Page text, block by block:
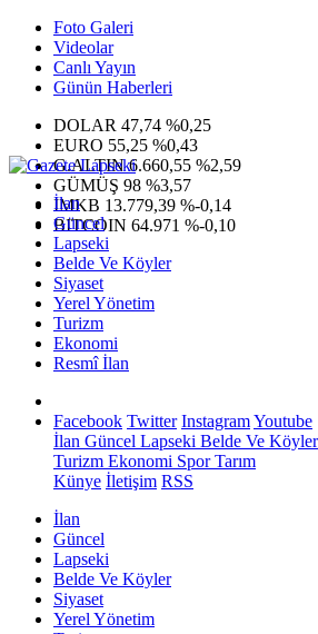
Foto Galeri
Videolar
Canlı Yayın
Günün Haberleri
DOLAR 47,74 %0,25
EURO 55,25 %0,43
G.ALTIN6.660,55 %2,59
GÜMÜŞ 98 %3,57
IMKB 13.779,39 %-0,14
BITCOIN 64.971 %-0,10
İlan
Güncel
Lapseki
Belde Ve Köyler
Siyaset
Yerel Yönetim
Turizm
Ekonomi
Resmî İlan
Facebook Twitter InstagramYoutube
İlan Güncel Lapseki Belde Ve Köyler
Turizm Ekonomi SporTarım
Künye İletişim RSS
İlan
Güncel
Lapseki
Belde Ve Köyler
Siyaset
Yerel Yönetim